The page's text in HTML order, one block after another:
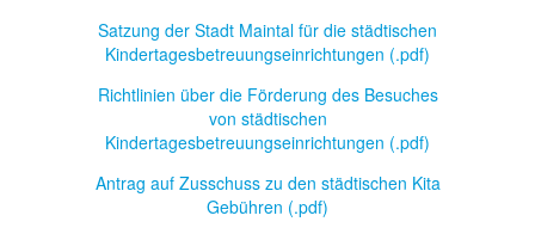
Satzung der Stadt Maintal für die städtischen
Kindertagesbetreuungseinrichtungen (.pdf)
Richtlinien über die Förderung des Besuches
von städtischen
Kindertagesbetreuungseinrichtungen (.pdf)
Antrag auf Zusschuss zu den städtischen Kita
Gebühren (.pdf)